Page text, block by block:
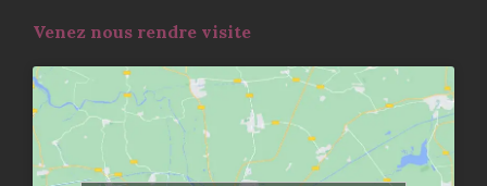
Venez nous rendre visite